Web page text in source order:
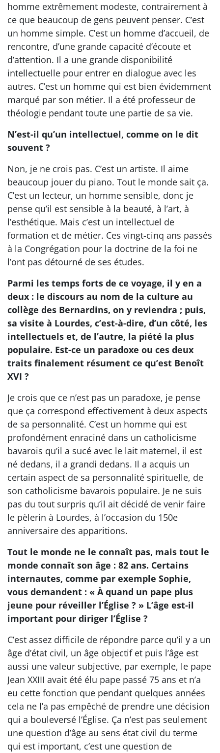
homme extrêmement modeste, contrairement à
ce que beaucoup de gens peuvent penser. C’est
un homme simple. C’est un homme d’accueil, de
rencontre, d’une grande capacité d’écoute et
d’attention. Il a une grande disponibilité
intellectuelle pour entrer en dialogue avec les
autres. C’est un homme qui est bien évidemment
marqué par son métier. Il a été professeur de
théologie pendant toute une partie de sa vie.
N’est-il qu’un intellectuel, comme on le dit
souvent ?
Non, je ne crois pas. C’est un artiste. Il aime
beaucoup jouer du piano. Tout le monde sait ça.
C’est un lecteur, un homme sensible, donc je
pense qu’il est sensible à la beauté, à l’art, à
l’esthétique. Mais c’est un intellectuel de
formation et de métier. Ces vingt-cinq ans passés
à la Congrégation pour la doctrine de la foi ne
l’ont pas détourné de ses études.
Parmi les temps forts de ce voyage, il y en a
deux : le discours au nom de la culture au
collège des Bernardins, on y reviendra ; puis,
sa visite à Lourdes, c’est-à-dire, d’un côté, les
intellectuels et, de l’autre, la piété la plus
populaire. Est-ce un paradoxe ou ces deux
traits finalement résument ce qu’est Benoît
XVI ?
Je crois que ce n’est pas un paradoxe, je pense
que ça correspond effectivement à deux aspects
de sa personnalité. C’est un homme qui est
profondément enraciné dans un catholicisme
bavarois qu’il a sucé avec le lait maternel, il est
né dedans, il a grandi dedans. Il a acquis un
certain aspect de sa personnalité spirituelle, de
son catholicisme bavarois populaire. Je ne suis
pas du tout surpris qu’il ait décidé de venir faire
le pèlerin à Lourdes, à l’occasion du 150e
anniversaire des apparitions.
Tout le monde ne le connaît pas, mais tout le
monde connaît son âge : 82 ans. Certains
internautes, comme par exemple Sophie,
vous demandent : « À quand un pape plus
jeune pour réveiller l’Église ? » L’âge est-il
important pour diriger l’Église ?
C’est assez difficile de répondre parce qu’il y a un
âge d’état civil, un âge objectif et puis l’âge est
aussi une valeur subjective, par exemple, le pape
Jean XXIII avait été élu pape passé 75 ans et n’a
eu cette fonction que pendant quelques années
cela ne l’a pas empêché de prendre une décision
qui a bouleversé l’Église. Ça n’est pas seulement
une question d’âge au sens état civil du terme
qui est important, c’est une question de